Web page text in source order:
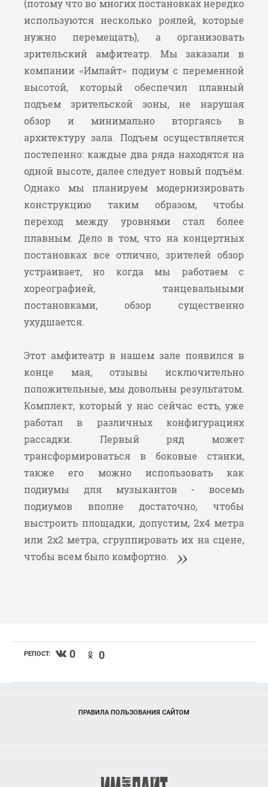
(потому что во многих постановках нередко
используются несколько роялей, которые
нужно перемещать), а организовать
зрительский амфитеатр. Мы заказали в
компании «Имлайт» подиум с переменной
высотой, который обеспечил плавный
подъем зрительской зоны, не нарушая
обзор и минимально вторгаясь в
архитектуру зала. Подъем осуществляется
постепенно: каждые два ряда находятся на
одной высоте, далее следует новый подъём.
Однако мы планируем модернизировать
конструкцию таким образом, чтобы
переход между уровнями стал более
плавным. Дело в том, что на концертных
постановках все отлично, зрителей обзор
устраивает, но когда мы работаем с
хореографией, танцевальными
постановками, обзор существенно
ухудшается.
Этот амфитеатр в нашем зале появился в
конце мая, отзывы исключительно
положительные, мы довольны результатом.
Комплект, который у нас сейчас есть, уже
работал в различных конфигурациях
рассадки. Первый ряд может
трансформироваться в боковые станки,
также его можно использовать как
подиумы для музыкантов - восемь
подиумов вполне достаточно, чтобы
выстроить площадки, допустим, 2х4 метра
или 2х2 метра, сгруппировать их на сцене,
чтобы всем было комфортно.
РЕПОСТ: 0 0
ПРАВИЛА ПОЛЬЗОВАНИЯ САЙТОМ